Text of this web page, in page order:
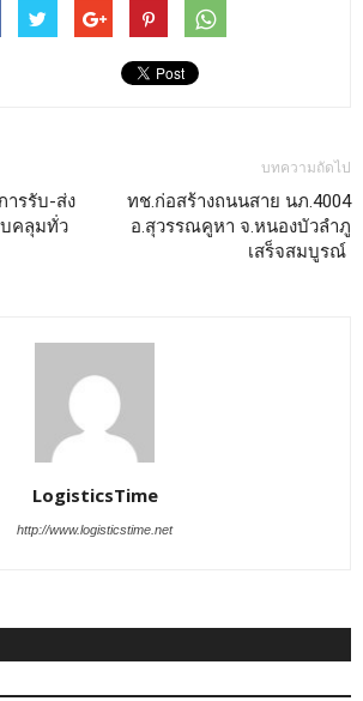
รรับ-ส่ง
คลุมทั่ว
บทความถัดไป
ทช.ก่อสร้างถนนสาย นภ.4004
อ.สุวรรณคูหา จ.หนองบัวลำภู
เสร็จสมบูรณ์
LogisticsTime
http://www.logisticstime.net